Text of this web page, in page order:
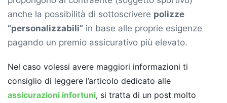
anche la possibilità di sottoscrivere polizze
“personalizzabili” in base alle proprie esigenze
pagando un premio assicurativo più elevato.
Nel caso volessi avere maggiori informazioni ti
consiglio di leggere l’articolo dedicato alle
assicurazioni infortuni, si tratta di un post molto